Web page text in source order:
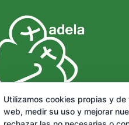
Utilizamos cookies propias y
web, medir su uso y mejorar